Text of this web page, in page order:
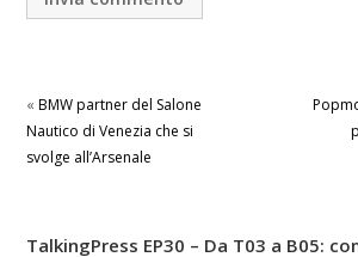
« BMW partner del Salone
Nautico di Venezia che si
svolge all’Arsenale
TalkingPress EP30 – Da T03 a B05: